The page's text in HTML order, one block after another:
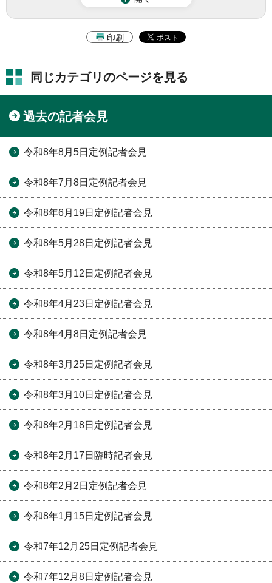
印刷
同じカテゴリのページを見る
過去の記者会見
令和8年8月5日定例記者会見
令和8年7月8日定例記者会見
令和8年6月19日定例記者会見
令和8年5月28日定例記者会見
令和8年5月12日定例記者会見
令和8年4月23日定例記者会見
令和8年4月8日定例記者会見
令和8年3月25日定例記者会見
令和8年3月10日定例記者会見
令和8年2月18日定例記者会見
令和8年2月17日臨時記者会見
令和8年2月2日定例記者会見
令和8年1月15日定例記者会見
令和7年12月25日定例記者会見
令和7年12月8日定例記者会見